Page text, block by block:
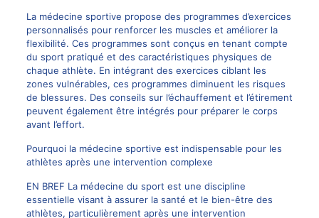
La médecine sportive propose des programmes d’exercices
personnalisés pour renforcer les muscles et améliorer la
flexibilité. Ces programmes sont conçus en tenant compte
du sport pratiqué et des caractéristiques physiques de
chaque athlète. En intégrant des exercices ciblant les
zones vulnérables, ces programmes diminuent les risques
de blessures. Des conseils sur l’échauffement et l’étirement
peuvent également être intégrés pour préparer le corps
avant l’effort.
Pourquoi la médecine sportive est indispensable pour les
athlètes après une intervention complexe
EN BREF La médecine du sport est une discipline
essentielle visant à assurer la santé et le bien-être des
athlètes, particulièrement après une intervention